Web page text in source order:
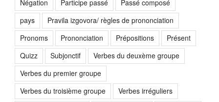
Négation
Participe passé
Passé composé
pays
Pravila izgovora/ règles de prononciation
Pronoms
Prononciation Prépositions
Présent
Quizz
Subjonctif
Verbes du deuxème groupe
Verbes du premier groupe
Verbes du troisième groupe
Verbes irréguliers